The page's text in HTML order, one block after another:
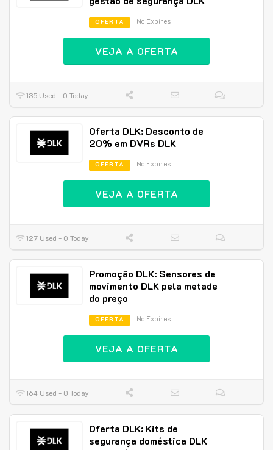
OFERTA No Expires
VEJA A OFERTA
135 Used - 0 Today
Oferta DLK: Desconto de
20% em DVRs DLK
OFERTA No Expires
VEJA A OFERTA
127 Used - 0 Today
Promoção DLK: Sensores de
movimento DLK pela metade
do preço
OFERTA No Expires
VEJA A OFERTA
164 Used - 0 Today
Oferta DLK: Kits de
segurança doméstica DLK